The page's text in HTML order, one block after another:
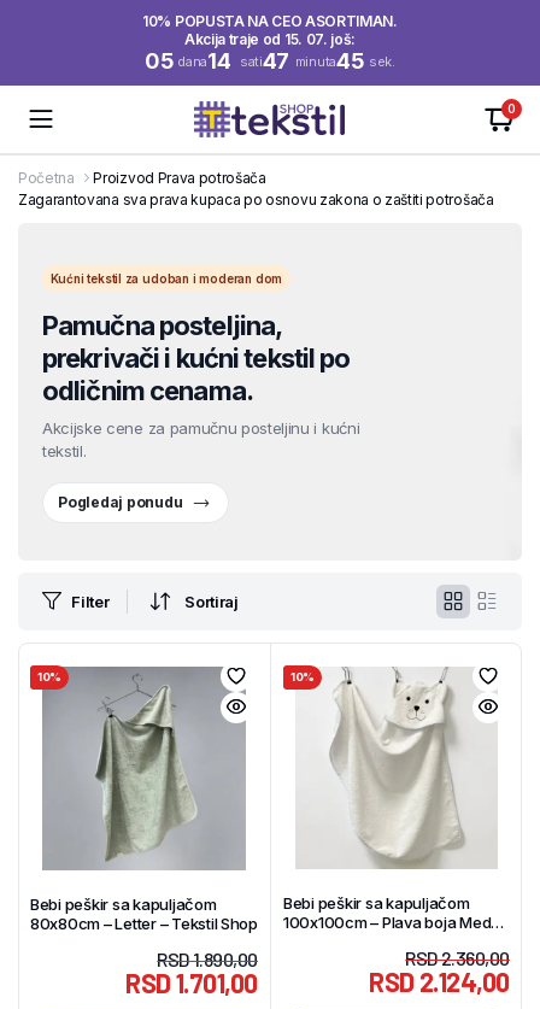
10% POPUSTA NA CEO ASORTIMAN.
Akcija traje od 15. 07. još:
05 dana14 sati47 minuta44 sek.
0
Početna
Proizvod Prava potrošača
Zagarantovana sva prava kupaca po osnovu zakona o zaštiti potrošača
Kućni tekstil za udoban i moderan dom
Pamučna posteljina,
prekrivači i kućni tekstil po
odličnim cenama.
Akcijske cene za pamučnu posteljinu i kućni
tekstil.
Pogledaj ponudu
Filter Sortiraj
10%
Bebi peškir sa kapuljačom
80x80cm – Letter – Tekstil Shop
RSD1.890,00
RSD1.701,00
10%
Bebi peškir sa kapuljačom
100x100cm – Plava boja Meda
RSD2.360,00
RSD2.124,00